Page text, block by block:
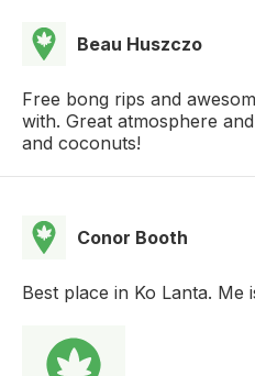
Beau Huszczo
Free bong rips and
with. Great atmosphere
and coconuts!
Conor Booth
Best place in Ko Lanta. Me